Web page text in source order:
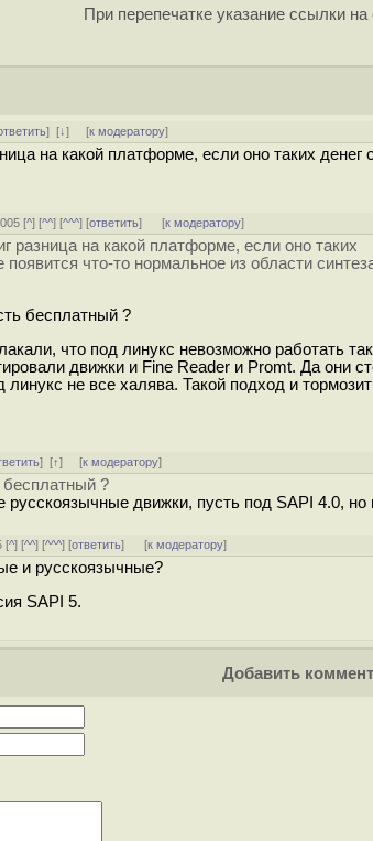
При перепечатке указание ссылки
][↓] [к модератору]
на какой платформе, если оно таких
[^] [^^] [^^^] [ответить] [к модератору]
разница на какой платформе, если оно таких
появится что-то нормальное из области
бесплатный ?
что под линукс невозможно работать
движки и Fine Reader и Promt. Да они
не все халява. Такой подход и
][↑] [к модератору]
бесплатный ?
движки, пусть под SAPI 4.0,
[^] [^^] [^^^] [ответить] [к модератору]
и русскоязычные?
SAPI 5.
Добавить